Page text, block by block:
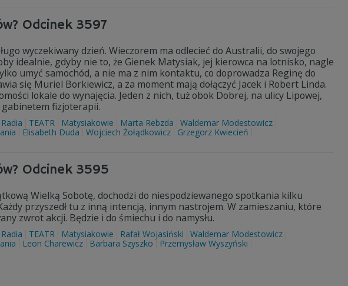
Odcinek 3597
wyczekiwany dzień. Wieczorem ma odlecieć do Australii, do swojego
idealnie, gdyby nie to, że Gienek Matysiak, jej kierowca na lotnisko, nagle
umyć samochód, a nie ma z nim kontaktu, co doprowadza Reginę do
się Muriel Borkiewicz, a za moment mają dołączyć Jacek i Robert Linda.
lokale do wynajęcia. Jeden z nich, tuż obok Dobrej, na ulicy Lipowej,
fizjoterapii.
TEATR Matysiakowie Marta Rebzda
Waldemar Modestowicz
Elisabeth Duda Wojciech Żołądkowicz Grzegorz Kwiecień
Odcinek 3595
Wielką Sobotę, dochodzi do niespodziewanego spotkania kilku
przyszedł tu z inną intencją, innym nastrojem. W zamieszaniu, które
zwrot akcji. Będzie i do śmiechu i do namysłu.
TEATR Matysiakowie Rafał Wojasiński
Waldemar Modestowicz
Leon Charewicz Barbara Szyszko Przemysław Wyszyński